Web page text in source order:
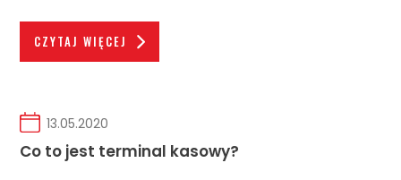
CZYTAJ WIĘCEJ
13.05.2020
Co to jest terminal kasowy?